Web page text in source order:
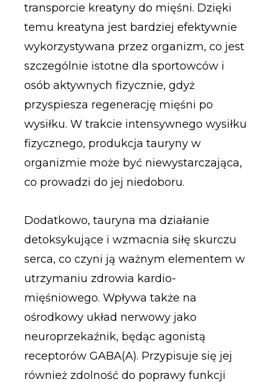
transporcie kreatyny do mięśni. Dzięki
temu kreatyna jest bardziej efektywnie
wykorzystywana przez organizm, co jest
szczególnie istotne dla sportowców i
osób aktywnych fizycznie, gdyż
przyspiesza regenerację mięśni po
wysiłku. W trakcie intensywnego wysiłku
fizycznego, produkcja tauryny w
organizmie może być niewystarczająca,
co prowadzi do jej niedoboru.
Dodatkowo, tauryna ma działanie
detoksykujące i wzmacnia siłę skurczu
serca, co czyni ją ważnym elementem w
utrzymaniu zdrowia kardio-
mięśniowego. Wpływa także na
ośrodkowy układ nerwowy jako
neuroprzekaźnik, będąc agonistą
receptorów GABA(A). Przypisuje się jej
również zdolność do poprawy funkcji